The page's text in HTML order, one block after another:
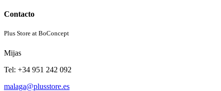
Contacto
Plus Store at BoConcept
Mijas
Tel: +34 951 242 092
malaga@plusstore.es